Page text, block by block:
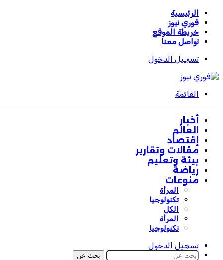
الرئيسية
فوري نيوز
خريطة الموقع
تواصل معنا
تسجيل الدخول
القائمة
أخبار
العالم
إقتصاد
مقالات وتقارير
بيئة وتعليم
رياضة
منوعات
المرأة
تكنولوجيا
الكل
المرأة
تكنولوجيا
تسجيل الدخول
بحث عن